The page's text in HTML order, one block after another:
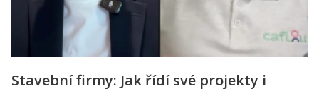
Stavební firmy: Jak řídí své projekty i